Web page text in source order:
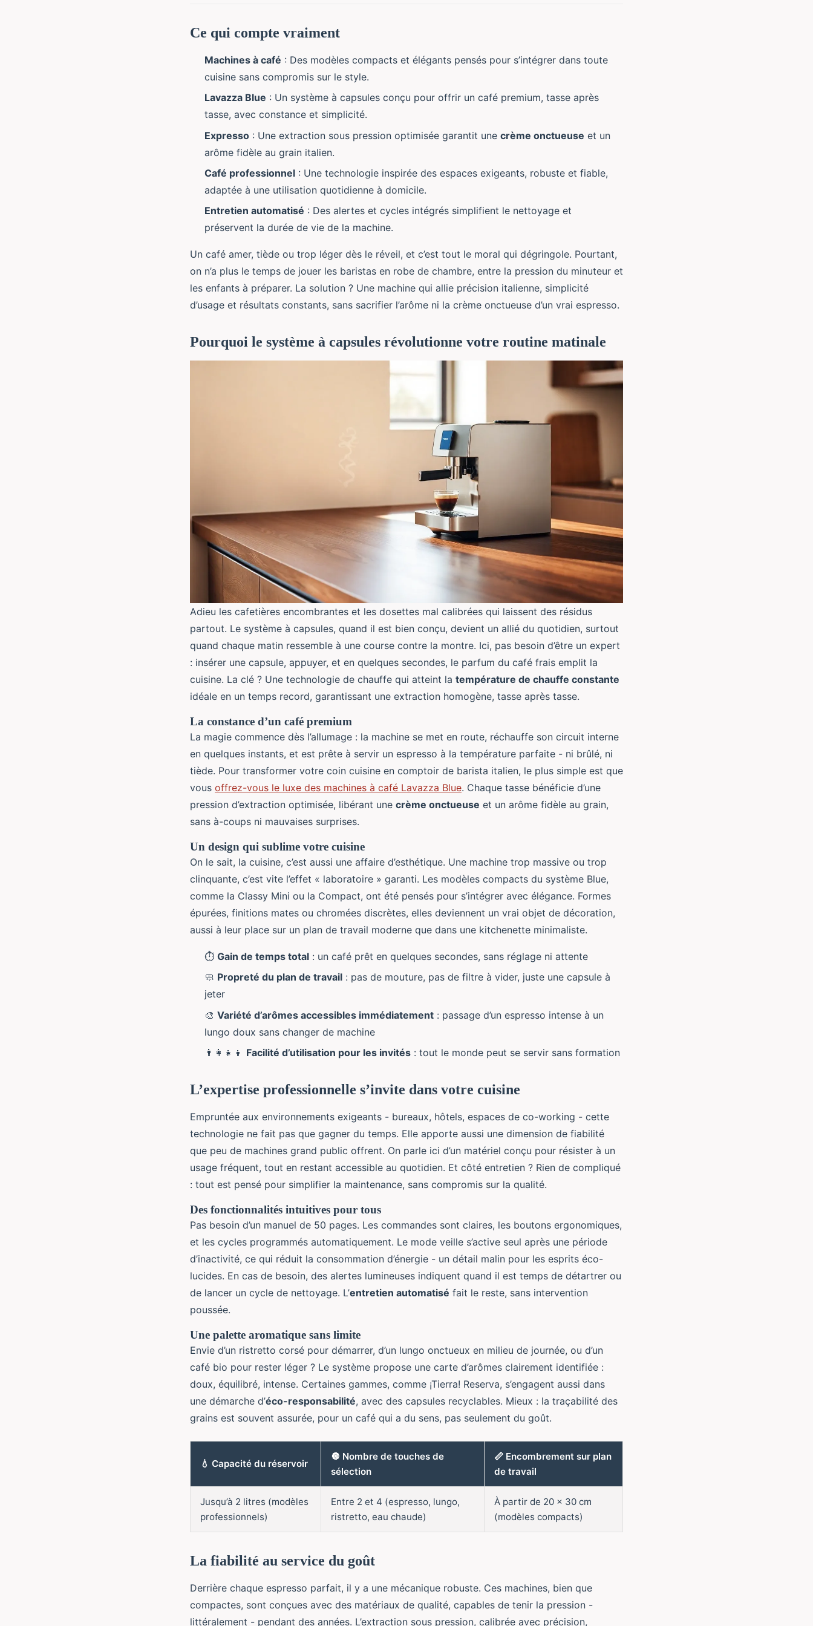
Ce qui compte vraiment
Machines à café : Des modèles compacts et élégants pensés pour s’intégrer dans toute
cuisine sans compromis sur le style.
Lavazza Blue : Un système à capsules conçu pour offrir un café premium, tasse après
tasse, avec constance et simplicité.
Expresso : Une extraction sous pression optimisée garantit une crème onctueuse et un
arôme fidèle au grain italien.
Café professionnel : Une technologie inspirée des espaces exigeants, robuste et fiable,
adaptée à une utilisation quotidienne à domicile.
Entretien automatisé : Des alertes et cycles intégrés simplifient le nettoyage et
préservent la durée de vie de la machine.
Un café amer, tiède ou trop léger dès le réveil, et c’est tout le moral qui dégringole. Pourtant,
on n’a plus le temps de jouer les baristas en robe de chambre, entre la pression du minuteur et
les enfants à préparer. La solution ? Une machine qui allie précision italienne, simplicité
d’usage et résultats constants, sans sacrifier l’arôme ni la crème onctueuse d’un vrai espresso.
Pourquoi le système à capsules révolutionne votre routine matinale
Adieu les cafetières encombrantes et les dosettes mal calibrées qui laissent des résidus
partout. Le système à capsules, quand il est bien conçu, devient un allié du quotidien, surtout
quand chaque matin ressemble à une course contre la montre. Ici, pas besoin d’être un expert
: insérer une capsule, appuyer, et en quelques secondes, le parfum du café frais emplit la
cuisine. La clé ? Une technologie de chauffe qui atteint la température de chauffe constante
idéale en un temps record, garantissant une extraction homogène, tasse après tasse.
La constance d’un café premium
La magie commence dès l’allumage : la machine se met en route, réchauffe son circuit interne
en quelques instants, et est prête à servir un espresso à la température parfaite - ni brûlé, ni
tiède. Pour transformer votre coin cuisine en comptoir de barista italien, le plus simple est que
vous offrez-vous le luxe des machines à café Lavazza Blue. Chaque tasse bénéficie d’une
pression d’extraction optimisée, libérant une crème onctueuse et un arôme fidèle au grain,
sans à-coups ni mauvaises surprises.
Un design qui sublime votre cuisine
On le sait, la cuisine, c’est aussi une affaire d’esthétique. Une machine trop massive ou trop
clinquante, c’est vite l’effet « laboratoire » garanti. Les modèles compacts du système Blue,
comme la Classy Mini ou la Compact, ont été pensés pour s’intégrer avec élégance. Formes
épurées, finitions mates ou chromées discrètes, elles deviennent un vrai objet de décoration,
aussi à leur place sur un plan de travail moderne que dans une kitchenette minimaliste.
⏱️ Gain de temps total : un café prêt en quelques secondes, sans réglage ni attente
🧼 Propreté du plan de travail : pas de mouture, pas de filtre à vider, juste une capsule à
jeter
🎨 Variété d’arômes accessibles immédiatement : passage d’un espresso intense à un
lungo doux sans changer de machine
👨‍👩‍👧‍👦 Facilité d’utilisation pour les invités : tout le monde peut se servir sans formation
L’expertise professionnelle s’invite dans votre cuisine
Empruntée aux environnements exigeants - bureaux, hôtels, espaces de co-working - cette
technologie ne fait pas que gagner du temps. Elle apporte aussi une dimension de fiabilité
que peu de machines grand public offrent. On parle ici d’un matériel conçu pour résister à un
usage fréquent, tout en restant accessible au quotidien. Et côté entretien ? Rien de compliqué
: tout est pensé pour simplifier la maintenance, sans compromis sur la qualité.
Des fonctionnalités intuitives pour tous
Pas besoin d’un manuel de 50 pages. Les commandes sont claires, les boutons ergonomiques,
et les cycles programmés automatiquement. Le mode veille s’active seul après une période
d’inactivité, ce qui réduit la consommation d’énergie - un détail malin pour les esprits éco-
lucides. En cas de besoin, des alertes lumineuses indiquent quand il est temps de détartrer ou
de lancer un cycle de nettoyage. L’entretien automatisé fait le reste, sans intervention
poussée.
Une palette aromatique sans limite
Envie d’un ristretto corsé pour démarrer, d’un lungo onctueux en milieu de journée, ou d’un
café bio pour rester léger ? Le système propose une carte d’arômes clairement identifiée :
doux, équilibré, intense. Certaines gammes, comme ¡Tierra! Reserva, s’engagent aussi dans
une démarche d’éco-responsabilité, avec des capsules recyclables. Mieux : la traçabilité des
grains est souvent assurée, pour un café qui a du sens, pas seulement du goût.
💧 Capacité du réservoir
🔘 Nombre de touches de
sélection
📏 Encombrement sur plan
de travail
Jusqu’à 2 litres (modèles
professionnels)
Entre 2 et 4 (espresso, lungo,
ristretto, eau chaude)
À partir de 20 x 30 cm
(modèles compacts)
La fiabilité au service du goût
Derrière chaque espresso parfait, il y a une mécanique robuste. Ces machines, bien que
compactes, sont conçues avec des matériaux de qualité, capables de tenir la pression -
littéralement - pendant des années. L’extraction sous pression, calibrée avec précision,